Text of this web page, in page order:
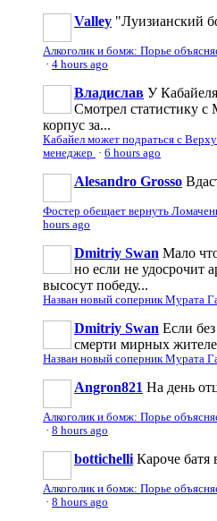
Valley "Луизианский
Алкоголик и бомж: Порье
· 4 hours ago
Владислав У
Смотрел статистику
корпус за...
Кабайел может подраться с
менеджер · 6 hours ago
Alesandro Grosso
Фостер обещает вернуть
hours ago
Dmitriy Swan Мало
но если не удосрочит
высосут победу...
Назван новый соперник Мурата
Dmitriy Swan Если
смерти мирных
Назван новый соперник Мурата
Angron821 На день
Алкоголик и бомж: Порье
· 8 hours ago
bottichelli Кароче батя
Алкоголик и бомж: Порье
· 8 hours ago